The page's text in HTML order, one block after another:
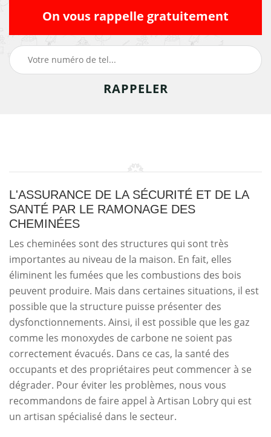
On vous rappelle gratuitement
L'ASSURANCE DE LA SÉCURITÉ ET DE LA
SANTÉ PAR LE RAMONAGE DES
CHEMINÉES
Les cheminées sont des structures qui sont très
importantes au niveau de la maison. En fait, elles
éliminent les fumées que les combustions des bois
peuvent produire. Mais dans certaines situations, il est
possible que la structure puisse présenter des
dysfonctionnements. Ainsi, il est possible que les gaz
comme les monoxydes de carbone ne soient pas
correctement évacués. Dans ce cas, la santé des
occupants et des propriétaires peut commencer à se
dégrader. Pour éviter les problèmes, nous vous
recommandons de faire appel à Artisan Lobry qui est
un artisan spécialisé dans le secteur.